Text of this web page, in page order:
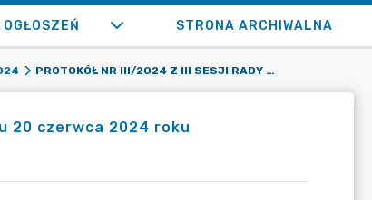
STRONA ARCHIWALNA
PROTOKÓŁ NR III/2024 Z III SESJI RADY MIASTA RADZIONKÓW W DNIU 20 CZERWCA 2024 ROKU
20 czerwca 2024 roku